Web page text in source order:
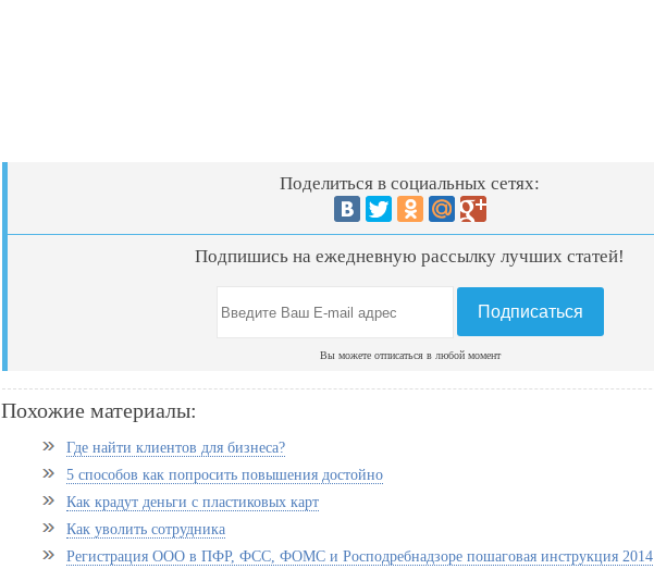
Поделиться в социальных сетях:
Подпишись на ежедневную рассылку лучших статей!
Вы можете отписаться в любой момент
Похожие материалы:
Где найти клиентов для бизнеса?
5 способов как попросить повышения достойно
Как крадут деньги с пластиковых карт
Как уволить сотрудника
Регистрация ООО в ПФР, ФСС, ФОМС и Росподребнадзоре пошаговая инструкция 2014